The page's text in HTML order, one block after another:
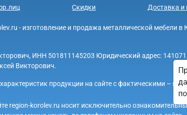
Скидки Доставка
- изготовление и продажа металлической мебели в
ИНН 501811145203 Юридический адрес:
Викторович.
продукции на сайте с фактическими –
region-korolev.ru носит исключительно